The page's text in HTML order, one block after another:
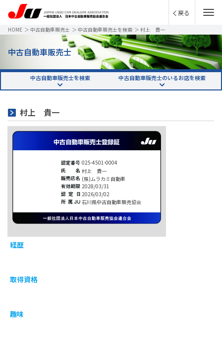
戻る
HOME ＞ 中古自動車販売士 ＞ 中古自動車販売士を検索 ＞ 村上 貴一
中古自動車販売士
中古自動車販売士を検索 中古自動車販売士のいるお店を検索
村上 貴一
025-4501-0004
村上 貴一
(株)ムラカミ自動車
2028/03/31
2026/03/02
石川県中古自動車販売協会
経歴
取得資格
趣味